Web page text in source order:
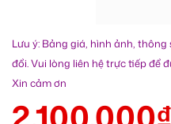
Lưu ý: Bảng giá, hình ảnh,
đổi. Vui lòng liên hệ trực tiếp để
Xin cảm ơn